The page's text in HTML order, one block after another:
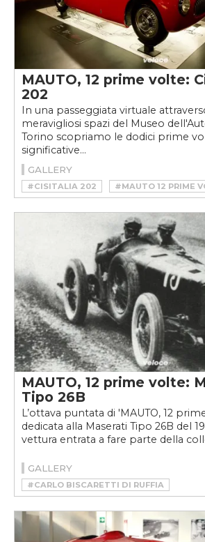
MAUTO, 12 prime volte:
202
In una passeggiata virtuale
meravigliosi spazi del Museo
Torino scopriamo le dodici prime
significative...
GALLERY
#CISITALIA 202
#MAUTO 12 PRIME
#MOMA
#MOMA NEW YORK AUTO
#PIERO DUSIO
MAUTO, 12 prime volte:
Tipo 26B
L’ottava puntata di 'MAUTO, 12
dedicata alla Maserati Tipo 26B del
vettura entrata a fare parte della
GALLERY
#CARLO BISCARETTI DI RUFFIA
#MASERATI TIPO 26 B
#MASERATI
#MAUTO 12 PRIME VOLTE